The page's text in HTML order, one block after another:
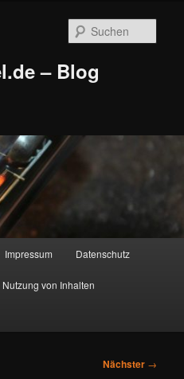
– Blog
Impressum Datenschutz
Nutzung von Inhalten
Nächster →